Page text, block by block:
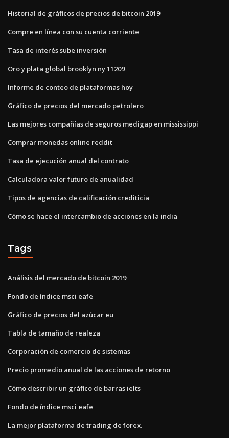
Historial de gráficos de precios de bitcoin 2019
Compre en línea con su cuenta corriente
Tasa de interés sube inversión
Oro y plata global brooklyn ny 11209
Informe de conteo de plataformas hoy
Gráfico de precios del mercado petrolero
Las mejores compañías de seguros medigap en mississippi
Comprar monedas online reddit
Tasa de ejecución anual del contrato
Calculadora valor futuro de anualidad
Tipos de agencias de calificación crediticia
Cómo se hace el intercambio de acciones en la india
Tags
Análisis del mercado de bitcoin 2019
Fondo de índice msci eafe
Gráfico de precios del azúcar eu
Tabla de tamaño de realeza
Corporación de comercio de sistemas
Precio promedio anual de las acciones de retorno
Cómo describir un gráfico de barras ielts
Fondo de índice msci eafe
La mejor plataforma de trading de forex.